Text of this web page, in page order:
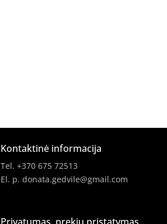
Kontaktinė informacija
Tel. +370 675 72513
El. p. donata.gedvile@gmail.com